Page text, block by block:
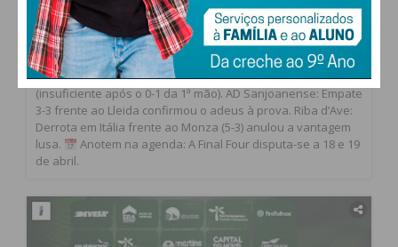
Pacense "atropelou" os espanhóis com golos de Pedro
Rocha, Filipe Flórido e um bis decisivo de José Cancela.
As
Despedidas Lusas: Infelizmente, o dia não foi só de sorrisos
para as cores nacionais. Três equipas portuguesas caíram
nesta eliminatória: HC Braga: Empate 2-2 com o Calafell
(insuficiente após o 0-1 da 1ª mão). AD Sanjoanense: Empate
3-3 frente ao Lleida confirmou o adeus à prova. Riba d’Ave:
Derrota em Itália frente ao Monza (5-3) anulou a vantagem
lusa.
Anotem na agenda: A Final Four disputa-se a 18 e 19
de abril.